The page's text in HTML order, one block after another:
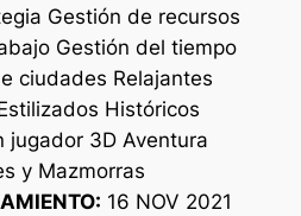
Gestión de recursos
Gestión del tiempo
ciudades Relajantes
Históricos
jugador 3D Aventura
y Mazmorras
16 NOV 2021